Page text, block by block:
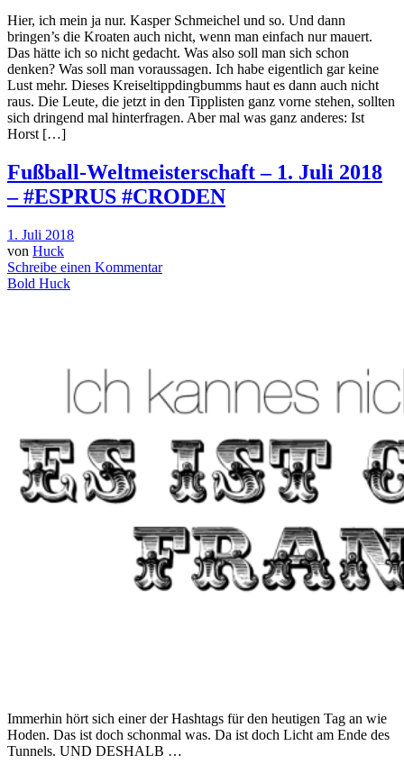
Hier, ich mein ja nur. Kasper Schmeichel und so. Und dann
bringen’s die Kroaten auch nicht, wenn man einfach nur mauert.
Das hätte ich so nicht gedacht. Was also soll man sich schon
denken? Was soll man voraussagen. Ich habe eigentlich gar keine
Lust mehr. Dieses Kreiseltippdingbumms haut es dann auch nicht
raus. Die Leute, die jetzt in den Tipplisten ganz vorne stehen, sollten
sich dringend mal hinterfragen. Aber mal was ganz anderes: Ist
Horst […]
Fußball-Weltmeisterschaft – 1. Juli 2018
– #ESPRUS #CRODEN
1. Juli 2018
von Huck
Schreibe einen Kommentar
Bold Huck
Immerhin hört sich einer der Hashtags für den heutigen Tag an wie
Hoden. Das ist doch schonmal was. Da ist doch Licht am Ende des
Tunnels. UND DESHALB …